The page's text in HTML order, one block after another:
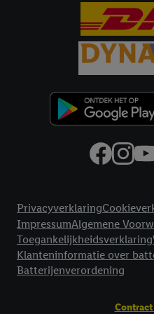
Privacyverklaring
ImpressumAlgemene
Toegankelijkheidsverklaring
Klanteninformatie over
Batterijenverordening
voor alle bovengenoemde
inclusief over de
jouw toestemming op elk
privacyverklaring.Je
voor